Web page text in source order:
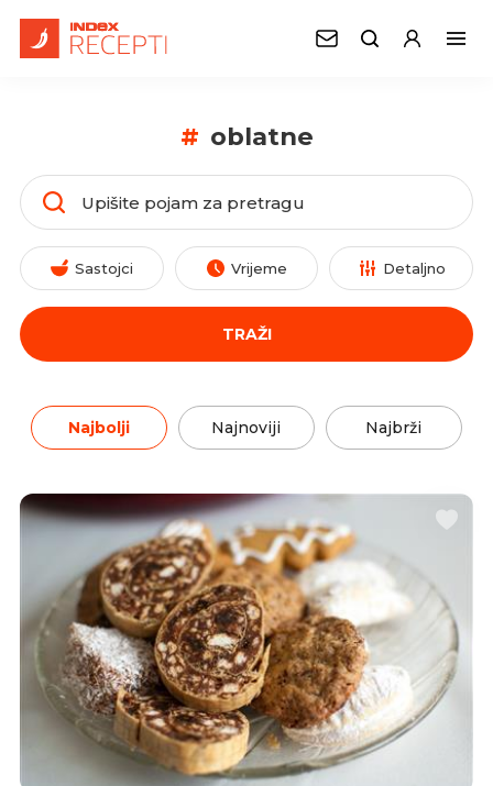
# oblatne
Sastojci Vrijeme Detaljno
TRAŽI
Najbolji Najnoviji Najbrži